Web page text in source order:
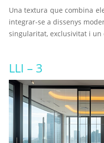
Una textura que combina
integrar-se a dissenys
singularitat, exclusivitat i un
LLI – 3